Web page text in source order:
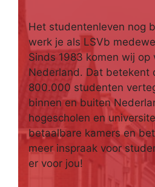
Het studentenleven nog
werk je als LSVb
Sinds 1983 komen wij op
Nederland. Dat betekent
800.000 studenten
binnen en buiten
hogescholen en
betaalbare kamers en
meer inspraak voor
er voor jou!